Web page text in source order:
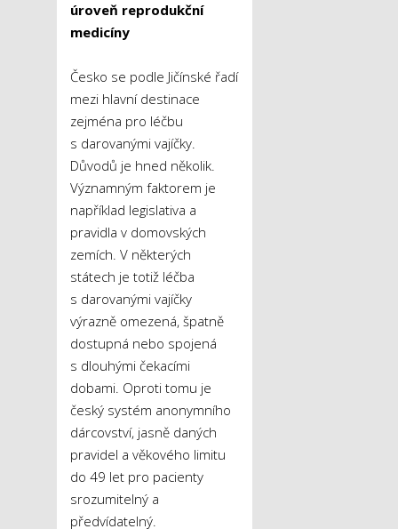
úroveň reprodukční
medicíny
Česko se podle Jičínské řadí
mezi hlavní destinace
zejména pro léčbu
s darovanými vajíčky.
Důvodů je hned několik.
Významným faktorem je
například legislativa a
pravidla v domovských
zemích. V některých
státech je totiž léčba
s darovanými vajíčky
výrazně omezená, špatně
dostupná nebo spojená
s dlouhými čekacími
dobami. Oproti tomu je
český systém anonymního
dárcovství, jasně daných
pravidel a věkového limitu
do 49 let pro pacienty
srozumitelný a
předvídatelný.